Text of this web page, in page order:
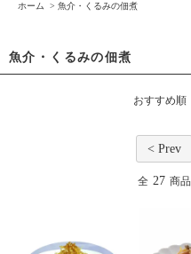
ホーム > 魚介・くるみの佃煮
魚介・くるみの佃煮
おすすめ順
< Prev
全 27 商品